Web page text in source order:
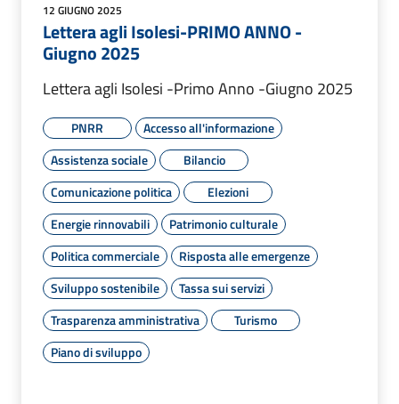
12 GIUGNO 2025
Lettera agli Isolesi-PRIMO ANNO -
Giugno 2025
Lettera agli Isolesi -Primo Anno -Giugno 2025
PNRR
Accesso all'informazione
Assistenza sociale
Bilancio
Comunicazione politica
Elezioni
Energie rinnovabili
Patrimonio culturale
Politica commerciale
Risposta alle emergenze
Sviluppo sostenibile
Tassa sui servizi
Trasparenza amministrativa
Turismo
Piano di sviluppo